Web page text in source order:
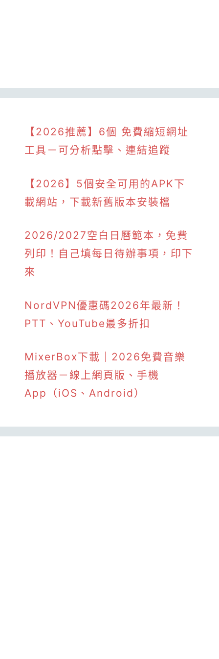
【2026推薦】6個 免費縮短網址
工具－可分析點擊、連結追蹤
【2026】5個安全可用的APK下
載網站，下載新舊版本安裝檔
2026/2027空白日曆範本，免費
列印！自己填每日待辦事項，印下
來
NordVPN優惠碼2026年最新！
PTT、YouTube最多折扣
MixerBox下載｜2026免費音樂
播放器－線上網頁版、手機
App（iOS、Android）